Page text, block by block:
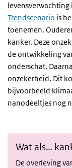
Trendscenario is
toenemen.
kanker. Deze
de ontwikkeling
onderschat.
onzekerheid. Dit
bijvoorbeeld
nanodeeltjes nog
Wat als…
De overleving